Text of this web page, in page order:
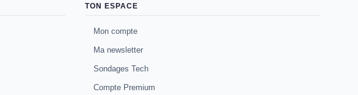
TON ESPACE
Mon compte
Ma newsletter
Sondages Tech
Compte Premium